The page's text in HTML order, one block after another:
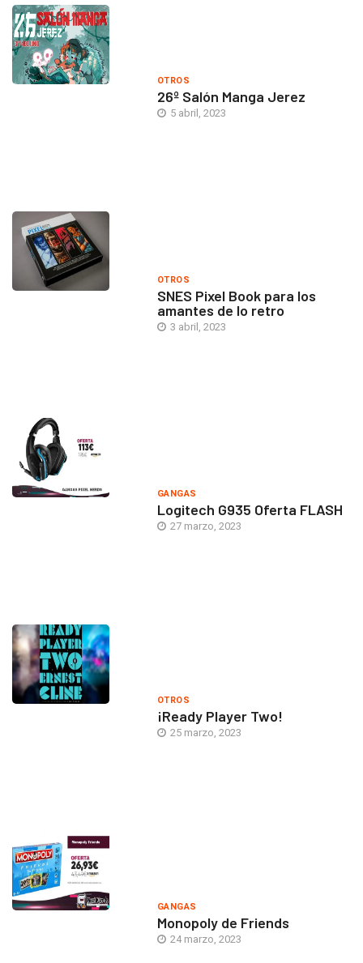
OTROS
26º Salón Manga Jerez
5 abril, 2023
OTROS
SNES Pixel Book para los
amantes de lo retro
3 abril, 2023
GANGAS
Logitech G935 Oferta FLASH
27 marzo, 2023
OTROS
¡Ready Player Two!
25 marzo, 2023
GANGAS
Monopoly de Friends
24 marzo, 2023